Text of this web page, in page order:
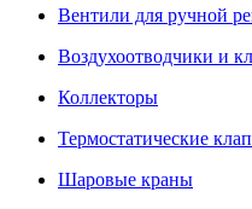
Вентили для ручной
Воздухоотводчики и
Коллекторы
Термостатические
Шаровые краны